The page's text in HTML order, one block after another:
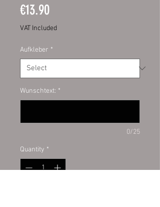
€13.90Price
VAT Included
Aufkleber *
Wunschtext: *
0/25
Quantity *